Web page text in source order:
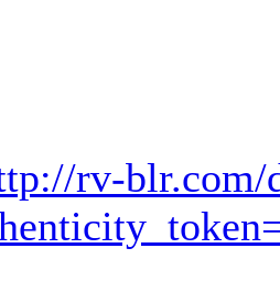
rv-blr.com/